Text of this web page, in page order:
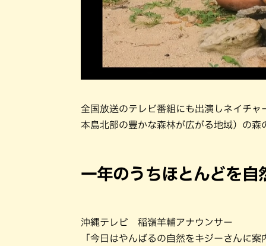
全国放送のテレビ番組にも出演しネイチ
本島北部の豊かな森林が広がる地域）の森
一年のうちほとんどを自
沖縄テレビ 稲嶺羊輔アナウンサー
「今日はやんばるの自然をキジーさんに